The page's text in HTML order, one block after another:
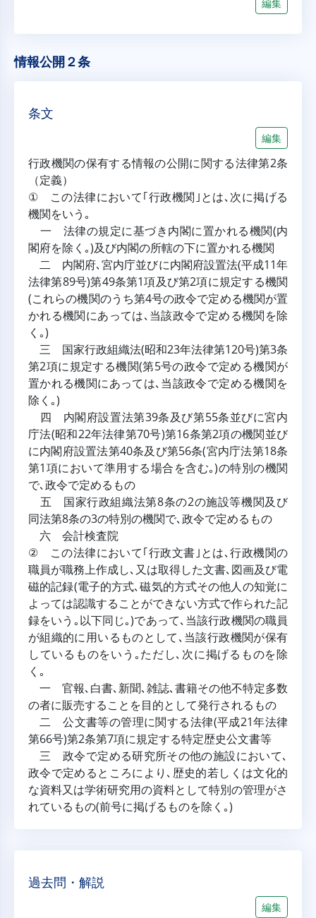
編集
情報公開２条
条文
編集
行政機関の保有する情報の公開に関する法律第2条
（定義）
① この法律において｢行政機関｣とは､次に掲げる
機関をいう｡
一 法律の規定に基づき内閣に置かれる機関(内
閣府を除く｡)及び内閣の所轄の下に置かれる機関
二 内閣府､宮内庁並びに内閣府設置法(平成11年
法律第89号)第49条第1項及び第2項に規定する機関
(これらの機関のうち第4号の政令で定める機関が置
かれる機関にあっては､当該政令で定める機関を除
く｡)
三 国家行政組織法(昭和23年法律第120号)第3条
第2項に規定する機関(第5号の政令で定める機関が
置かれる機関にあっては､当該政令で定める機関を
除く｡)
四 内閣府設置法第39条及び第55条並びに宮内
庁法(昭和22年法律第70号)第16条第2項の機関並び
に内閣府設置法第40条及び第56条(宮内庁法第18条
第1項において準用する場合を含む｡)の特別の機関
で､政令で定めるもの
五 国家行政組織法第8条の2の施設等機関及び
同法第8条の3の特別の機関で､政令で定めるもの
六 会計検査院
② この法律において｢行政文書｣とは､行政機関の
職員が職務上作成し､又は取得した文書､図画及び電
磁的記録(電子的方式､磁気的方式その他人の知覚に
よっては認識することができない方式で作られた記
録をいう｡以下同じ｡)であって､当該行政機関の職員
が組織的に用いるものとして､当該行政機関が保有
しているものをいう｡ただし､次に掲げるものを除
く｡
一 官報､白書､新聞､雑誌､書籍その他不特定多数
の者に販売することを目的として発行されるもの
二 公文書等の管理に関する法律(平成21年法律
第66号)第2条第7項に規定する特定歴史公文書等
三 政令で定める研究所その他の施設において､
政令で定めるところにより､歴史的若しくは文化的
な資料又は学術研究用の資料として特別の管理がさ
れているもの(前号に掲げるものを除く｡)
過去問・解説
編集